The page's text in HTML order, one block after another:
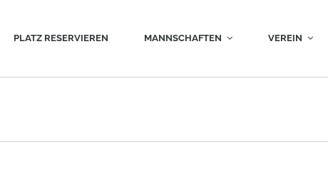
PLATZ RESERVIEREN MANNSCHAFTEN VEREIN